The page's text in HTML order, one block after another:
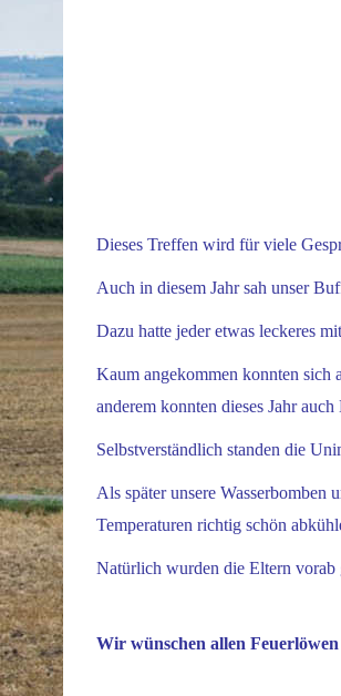
Dieses Treffen wird für viele
Auch in diesem Jahr sah unser
Dazu hatte jeder etwas leckeres
Kaum angekommen konnten sich
anderem konnten dieses Jahr
Selbstverständlich standen die
Als später unsere Wasserbomben
Temperaturen richtig schön
Natürlich wurden die Eltern vorab
Wir wünschen allen